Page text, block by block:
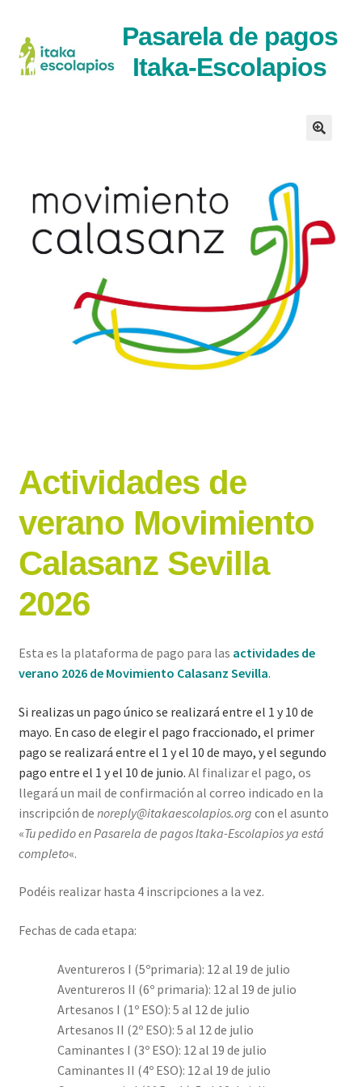
a
la
al
contenido
Pasarela de pagos
Itaka-Escolapios
Actividades de
verano Movimiento
Calasanz Sevilla
2026
Esta es la plataforma de pago para las actividades de
verano 2026 de Movimiento Calasanz Sevilla.
Si realizas un pago único se realizará entre el 1 y 10 de
mayo. En caso de elegir el pago fraccionado, el primer
pago se realizará entre el 1 y el 10 de mayo, y el segundo
pago entre el 1 y el 10 de junio. Al finalizar el pago, os
llegará un mail de confirmación al correo indicado en la
inscripción de noreply@itakaescolapios.org con el asunto
«Tu pedido en Pasarela de pagos Itaka-Escolapios ya está
completo«.
Podéis realizar hasta 4 inscripciones a la vez.
Fechas de cada etapa:
Aventureros I (5ºprimaria): 12 al 19 de julio
Aventureros II (6º primaria): 12 al 19 de julio
Artesanos I (1º ESO): 5 al 12 de julio
Artesanos II (2º ESO): 5 al 12 de julio
Caminantes I (3º ESO): 12 al 19 de julio
Caminantes II (4º ESO): 12 al 19 de julio